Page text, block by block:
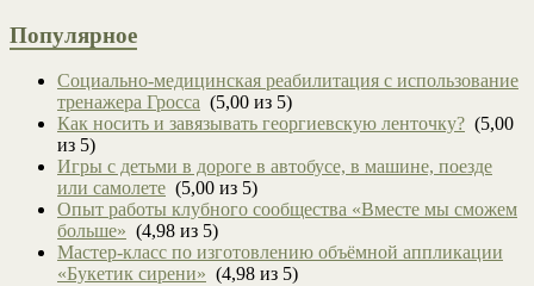
Популярное
Социально-медицинская реабилитация с использование
тренажера Гросса (5,00 из 5)
Как носить и завязывать георгиевскую ленточку? (5,00
из 5)
Игры с детьми в дороге в автобусе, в машине, поезде
или самолете (5,00 из 5)
Опыт работы клубного сообщества «Вместе мы сможем
больше» (4,98 из 5)
Мастер-класс по изготовлению объёмной аппликации
«Букетик сирени» (4,98 из 5)